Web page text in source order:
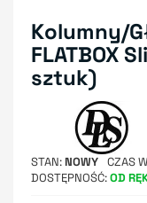
Kolumny/
FLATBOX
sztuk)
STAN NOWY CZAS
DOSTĘPNOŚĆ OD